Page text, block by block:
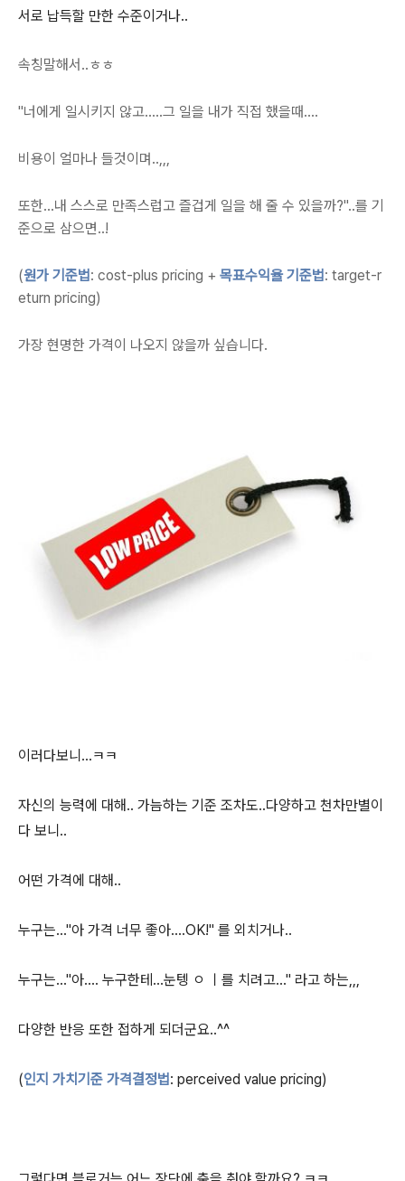
서로 납득할 만한 수준이거나..
속칭말해서..ㅎㅎ
"너에게 일시키지 않고.....그 일을 내가 직접 했을때....
비용이 얼마나 들것이며..,,,
또한...내 스스로 만족스럽고 즐겁게 일을 해 줄 수 있을까?"..를 기
준으로 삼으면..!
(원가 기준법 : cost-plus pricing + 목표수익율 기준법 : target-r
eturn pricing)
가장 현명한 가격이 나오지 않을까 싶습니다.
이러다보니...ㅋㅋ
자신의 능력에 대해.. 가늠하는 기준 조차도..다양하고 천차만별이
다 보니..
어떤 가격에 대해..
누구는..."아 가격 너무 좋아....OK!" 를 외치거나..
누구는..."아.... 누구한테...눈텡 ㅇ ㅣ를 치려고..." 라고 하는,,,
다양한 반응 또한 접하게 되더군요..^^
(인지 가치기준 가격결정법 : perceived value pricing)